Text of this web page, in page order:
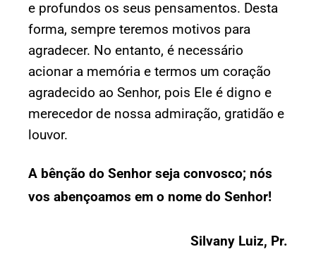
e profundos os seus pensamentos. Desta
forma, sempre teremos motivos para
agradecer. No entanto, é necessário
acionar a memória e termos um coração
agradecido ao Senhor, pois Ele é digno e
merecedor de nossa admiração, gratidão e
louvor.
A bênção do Senhor seja convosco; nós
vos abençoamos em o nome do Senhor!
Silvany Luiz, Pr.